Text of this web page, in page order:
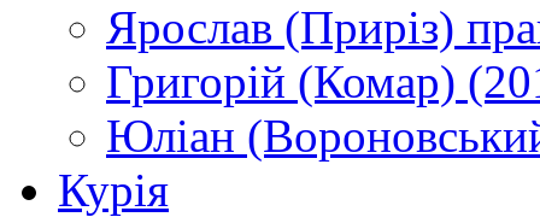
Ярослав (Приріз)
Григорій (Комар)
Юліан
Курія